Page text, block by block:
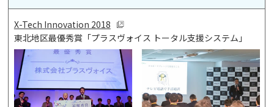
X-Tech Innovation 2018
東北地区最優秀賞「プラスヴォイス トータル支援システム」